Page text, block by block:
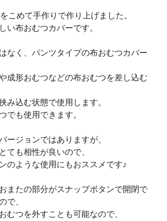
こめて手作りで作り上げました。
い布おむつカバーです。
なく、パンツタイプの布おむつカバー
成形おむつなどの布おむつを差し込む
み込む状態で使用します。
でも使用できます。
ージョンではありますが、
ても相性が良いので、
のような使用にもおススメです♪
またの部分がスナップボタンで開閉で
で、
むつを外すことも可能なので、